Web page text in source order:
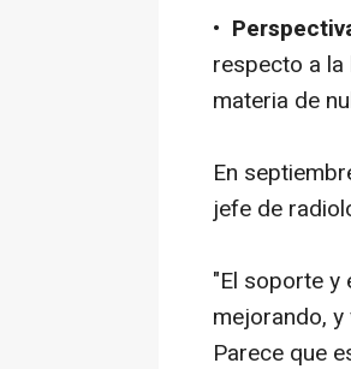
•
respecto a
materia de
En
jefe de
"El soporte y
mejorando,
Parece que